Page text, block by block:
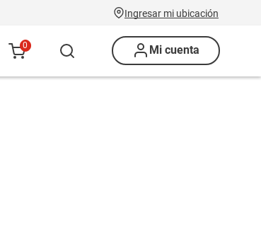
Ingresar mi ubicación
0 Mi cuenta